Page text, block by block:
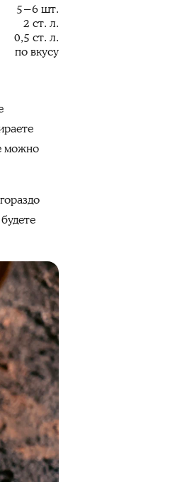
5−6 шт.
2 ст. л.
0,5 ст. л.
по вкусу
можно